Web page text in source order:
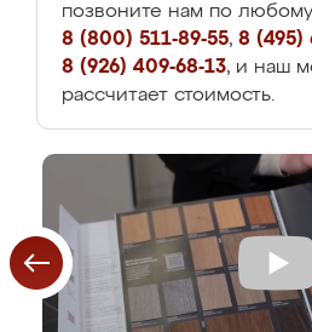
позвоните нам по
8 (800) 511-89-55, 8 (495)
8 (926) 409-68-13, и наш
рассчитает стоимость.